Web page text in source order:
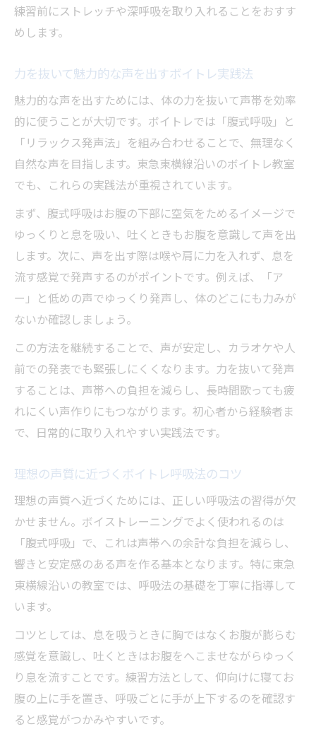
練習前にストレッチや深呼吸を取り入れることをおすす
めします。
力を抜いて魅力的な声を出すボイトレ実践法
魅力的な声を出すためには、体の力を抜いて声帯を効率
的に使うことが大切です。ボイトレでは「腹式呼吸」と
「リラックス発声法」を組み合わせることで、無理なく
自然な声を目指します。東急東横線沿いのボイトレ教室
でも、これらの実践法が重視されています。
まず、腹式呼吸はお腹の下部に空気をためるイメージで
ゆっくりと息を吸い、吐くときもお腹を意識して声を出
します。次に、声を出す際は喉や肩に力を入れず、息を
流す感覚で発声するのがポイントです。例えば、「ア
ー」と低めの声でゆっくり発声し、体のどこにも力みが
ないか確認しましょう。
この方法を継続することで、声が安定し、カラオケや人
前での発表でも緊張しにくくなります。力を抜いて発声
することは、声帯への負担を減らし、長時間歌っても疲
れにくい声作りにもつながります。初心者から経験者ま
で、日常的に取り入れやすい実践法です。
理想の声質に近づくボイトレ呼吸法のコツ
理想の声質へ近づくためには、正しい呼吸法の習得が欠
かせません。ボイストレーニングでよく使われるのは
「腹式呼吸」で、これは声帯への余計な負担を減らし、
響きと安定感のある声を作る基本となります。特に東急
東横線沿いの教室では、呼吸法の基礎を丁寧に指導して
います。
コツとしては、息を吸うときに胸ではなくお腹が膨らむ
感覚を意識し、吐くときはお腹をへこませながらゆっく
り息を流すことです。練習方法として、仰向けに寝てお
腹の上に手を置き、呼吸ごとに手が上下するのを確認す
ると感覚がつかみやすいです。